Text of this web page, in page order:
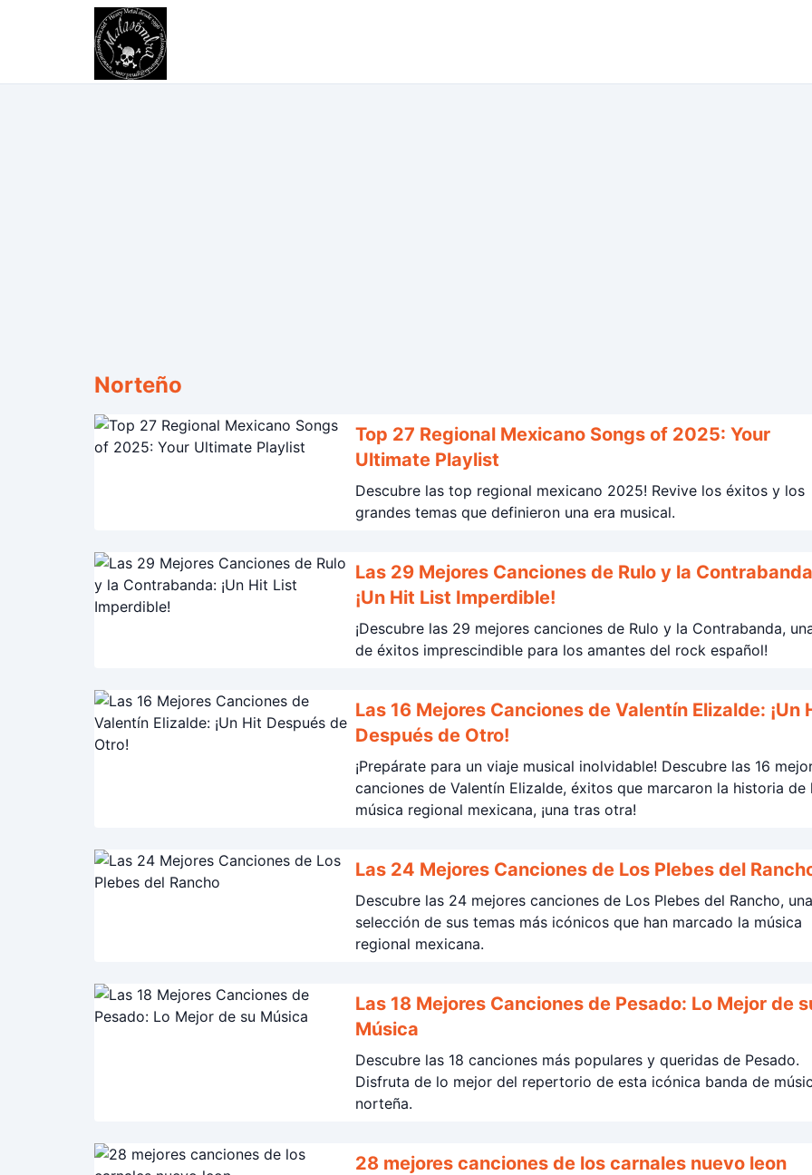
Norteño
Top 27 Regional Mexicano Songs of 2025: Your
Ultimate Playlist
Descubre las top regional mexicano 2025! Revive los éxitos y los
grandes temas que definieron una era musical.
Las 29 Mejores Canciones de Rulo y la
¡Un Hit List Imperdible!
¡Descubre las 29 mejores canciones de Rulo y la Contrabanda,
de éxitos imprescindible para los amantes del rock español!
Las 16 Mejores Canciones de Valentín Elizalde: ¡Un
Después de Otro!
¡Prepárate para un viaje musical inolvidable! Descubre las 16
canciones de Valentín Elizalde, éxitos que marcaron la historia de
música regional mexicana, ¡una tras otra!
Las 24 Mejores Canciones de Los Plebes del
Descubre las 24 mejores canciones de Los Plebes del Rancho, una
selección de sus temas más icónicos que han marcado la música
regional mexicana.
Las 18 Mejores Canciones de Pesado: Lo Mejor de
Música
Descubre las 18 canciones más populares y queridas de Pesado.
Disfruta de lo mejor del repertorio de esta icónica banda de
norteña.
28 mejores canciones de los carnales nuevo leon